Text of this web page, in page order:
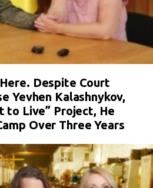
Despite Court
Yevhen Kalashnykov,
to Live” Project, He
Over Three Years